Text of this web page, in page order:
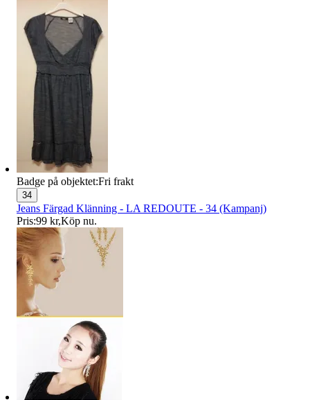
Badge på objektet:Fri frakt
34
Jeans Färgad Klänning - LA REDOUTE - 34 (Kampanj)
Pris:99 kr,Köp nu.